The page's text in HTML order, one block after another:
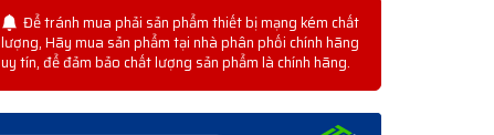
Để tránh mua phải sản phẩm thiết bị mạng kém chất
lượng, Hãy mua sản phẩm tại nhà phân phối chính hãng
uy tín, để đảm bảo chất lượng sản phẩm là chính hãng.